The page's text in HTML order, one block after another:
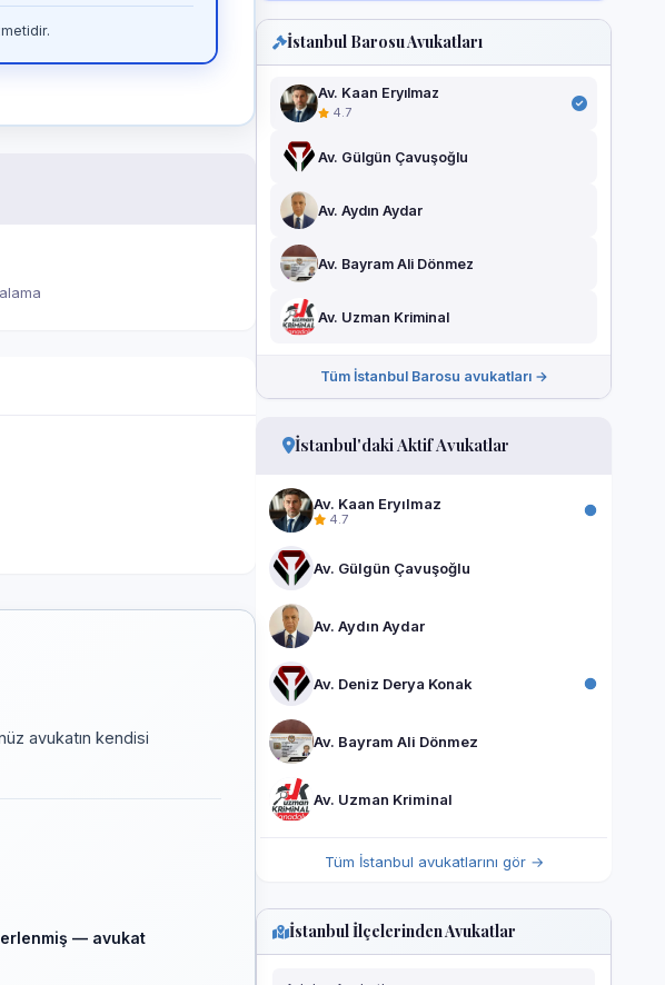
avukatın kendisi
— avukat
İstanbul Barosu Avukatları
Av. Kaan Eryılmaz
4.7
Av. Gülgün Çavuşoğlu
Av. Aydın Aydar
Av. Bayram Ali Dönmez
Av. Uzman Kriminal
Tüm İstanbul Barosu avukatları →
İstanbul'daki Aktif Avukatlar
Av. Kaan Eryılmaz
4.7
Av. Gülgün Çavuşoğlu
Av. Aydın Aydar
Av. Deniz Derya Konak
Av. Bayram Ali Dönmez
Av. Uzman Kriminal
Tüm İstanbul avukatlarını gör →
İstanbul İlçelerinden Avukatlar